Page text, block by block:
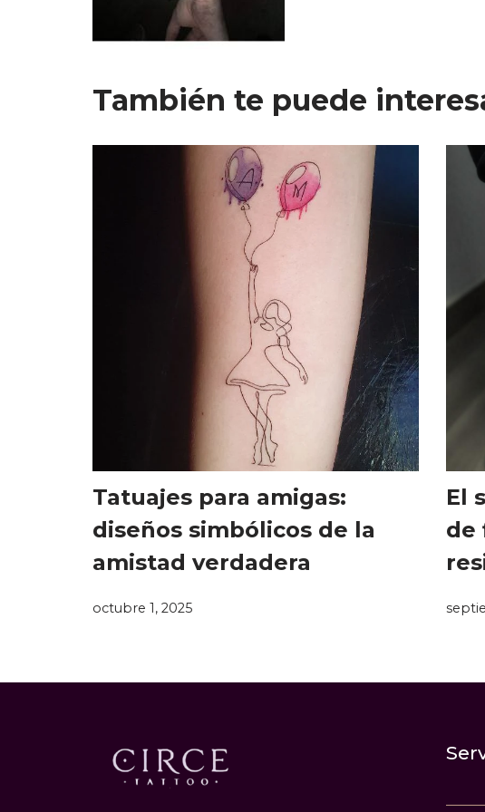
También te puede
Tatuajes para amigas:
diseños simbólicos de la
amistad verdadera
octubre 1, 2025
El
de